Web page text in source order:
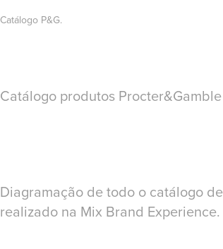
Catálogo P&G.
Catálogo produtos Procter&Gamble
Diagramação de todo o catálogo
realizado na Mix Brand Experience.